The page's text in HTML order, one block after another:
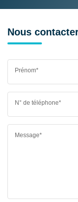
Nous
Prénom*
N° de téléphone*
Message*